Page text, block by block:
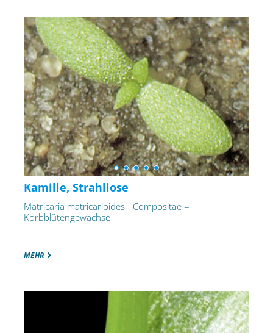
Kamille, Strahllose
Matricaria matricarioides - Compositae =
Korbblütengewächse
MEHR